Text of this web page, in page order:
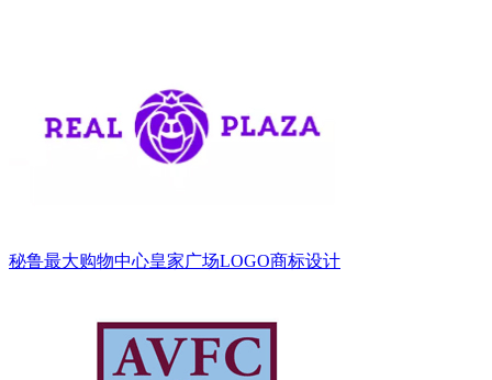
秘鲁最大购物中心皇家广场LOGO商标设计